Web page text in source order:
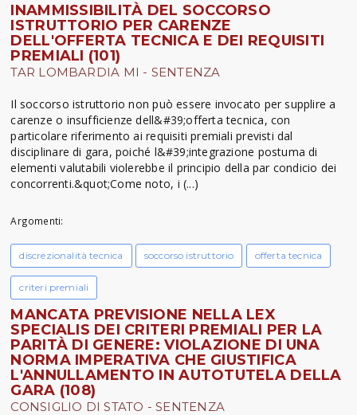
INAMMISSIBILITÀ DEL SOCCORSO
ISTRUTTORIO PER CARENZE
DELL'OFFERTA TECNICA E DEI REQUISITI
PREMIALI (101)
TAR LOMBARDIA MI - SENTENZA
Il soccorso istruttorio non può essere invocato per supplire a
carenze o insufficienze dell&#39;offerta tecnica, con
particolare riferimento ai requisiti premiali previsti dal
disciplinare di gara, poiché l&#39;integrazione postuma di
elementi valutabili violerebbe il principio della par condicio dei
concorrenti.&quot;Come noto, i (...)
Argomenti:
discrezionalità tecnica soccorso istruttorio offerta tecnica
criteri premiali
MANCATA PREVISIONE NELLA LEX
SPECIALIS DEI CRITERI PREMIALI PER LA
PARITÀ DI GENERE: VIOLAZIONE DI UNA
NORMA IMPERATIVA CHE GIUSTIFICA
L'ANNULLAMENTO IN AUTOTUTELA DELLA
GARA (108)
CONSIGLIO DI STATO - SENTENZA